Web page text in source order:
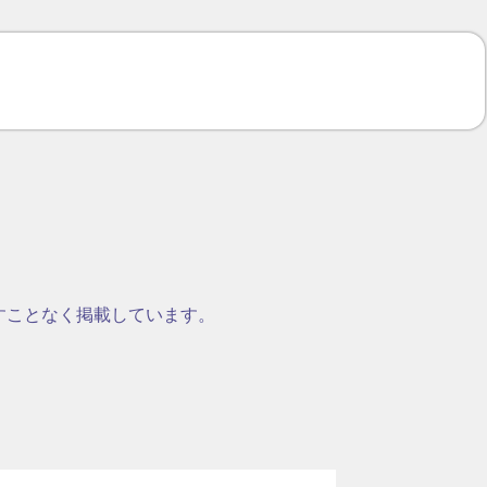
となく掲載しています。